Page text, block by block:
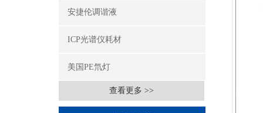
安捷伦调谐液
ICP光谱仪耗材
美国PE氘灯
查看更多 >>